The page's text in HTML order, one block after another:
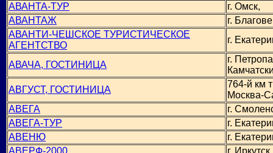
АВАНТА-ТУР
г. Омск,
АВАНТАЖ
г.
АВАНТИ-ЧЕШСКОЕ ТУРИСТИЧЕСКОЕ
АГЕНТСТВО
г.
АВАЧА, ГОСТИНИЦА
г.
АВГУСТ, ГОСТИНИЦА
764-й км
Москва-
АВЕГА
г.
АВЕГА-ТУР
г.
АВЕНЮ
г.
АВЕРФ-2000
г. Иркутск,